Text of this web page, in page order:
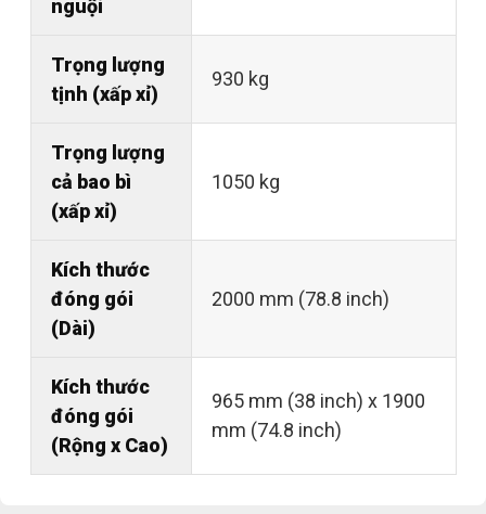
nguội
Trọng lượng
tịnh (xấp xỉ)
930 kg
Trọng lượng
cả bao bì
(xấp xỉ)
1050 kg
Kích thước
đóng gói
(Dài)
2000 mm (78.8 inch)
Kích thước
đóng gói
(Rộng x Cao)
965 mm (38 inch) x 1900
mm (74.8 inch)